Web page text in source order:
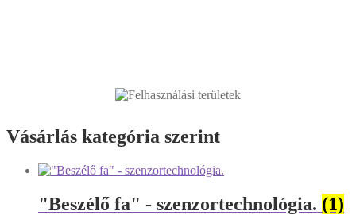
Vásárlás kategória szerint
"Beszélő fa" - szenzortechnológia. (1)